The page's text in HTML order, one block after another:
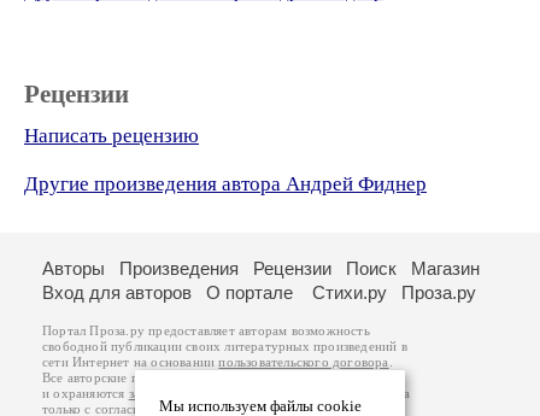
Рецензии
Написать рецензию
Другие произведения автора Андрей Фиднер
Мы используем файлы cookie
Авторы Произведения Рецензии Поиск
Магазин
Вход для авторов
О портале Стихи.ру Проза.ру
Портал Проза.ру предоставляет авторам возможность
свободной публикации своих литературных произведений в
сети Интернет на основаниипользовательского договора
Все авторские права на произведения принадлежат авторам
и охраняются законом
. Перепечатка произведений возможна
только с согласия его автора, к которому вы можете